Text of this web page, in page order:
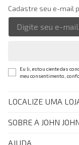
Cadastre seu e-mail
Eu li, estou ciente das
meu consentimento,
LOCALIZE UMA
SOBRE A JOHN
Quem Somos
AJUDA